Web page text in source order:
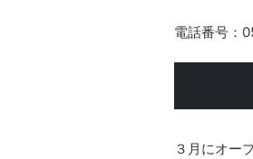
電話番号：
３月にオー